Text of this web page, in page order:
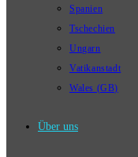
Spanien
Tschechien
Ungarn
Vatikanstadt
Wales (GB)
Über uns